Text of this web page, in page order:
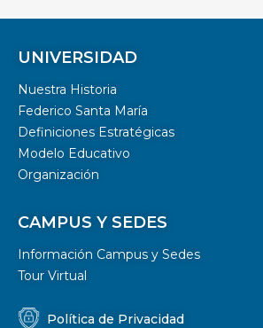
UNIVERSIDAD
Nuestra Historia
Federico Santa María
Definiciones Estratégicas
Modelo Educativo
Organización
CAMPUS Y SEDES
Información Campus y Sedes
Tour Virtual
Política de Privacidad